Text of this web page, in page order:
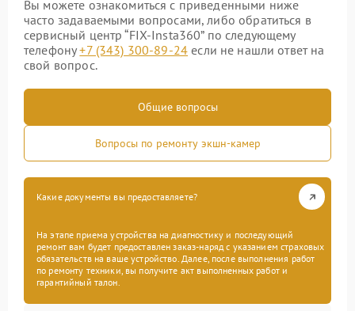
Вы можете ознакомиться с приведенными ниже
часто задаваемыми вопросами, либо обратиться в
сервисный центр “FIX-Insta360” по следующему
телефону+7 (343) 300-89-24 если не нашли ответ на
свой вопрос.
Общие вопросы
Вопросы по ремонту экшн-камер
Какие документы вы предоставляете?
На этапе приема устройства на диагностику и последующий
ремонт вам будет предоставлен заказ-наряд с указанием страховых
обязательств на ваше устройство. Далее, после выполнения работ
по ремонту техники, вы получите акт выполненных работ и
гарантийный талон.